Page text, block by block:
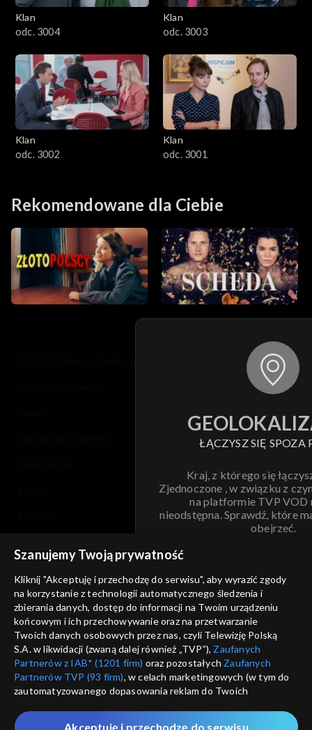
Klan
odc. 3004
Klan
odc. 3003
Klan
odc. 3002
Klan
odc. 3001
Rekomendowane dla Ciebie
ŁĄCZYSZ SIĘ SPOZA
Kraj, z którego się
Zjednoczone , w związku z
na platformie TVP VOD
nieodstępna. Sprawdź, które
obejrzeć.
ANULUJ
informacje o dostawcy usług
Szanujemy Twoją prywatność
Kliknij "Akceptuję i przechodzę do serwisu", aby wyrazić zgody
na korzystanie z technologii automatycznego śledzenia i
zbierania danych, dostęp do informacji na Twoim urządzeniu
końcowym i ich przechowywanie oraz na przetwarzanie
Twoich danych osobowych przez nas, czyli Telewizję Polską
S.A. w likwidacji (zwaną dalej również „TVP”), Zaufanych
Partnerów z IAB* (1201 firm) oraz pozostałych Zaufanych
Partnerów TVP (93 firm), w celach marketingowych (w tym do
zautomatyzowanego dopasowania reklam do Twoich
które wskazujemy poniżej, a także zgody na udostępnianie
Akceptuję i przechodzę do serwisu